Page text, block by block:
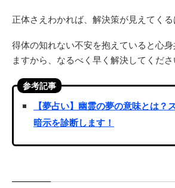
正体さえわかれば、解決策が見えてくる
得体の知れない不安を抱えていると心
ますから、なるべく早く解決してくださ
参考記事
【夢占い】幽霊の夢の意味とは？
暗示を診断します！